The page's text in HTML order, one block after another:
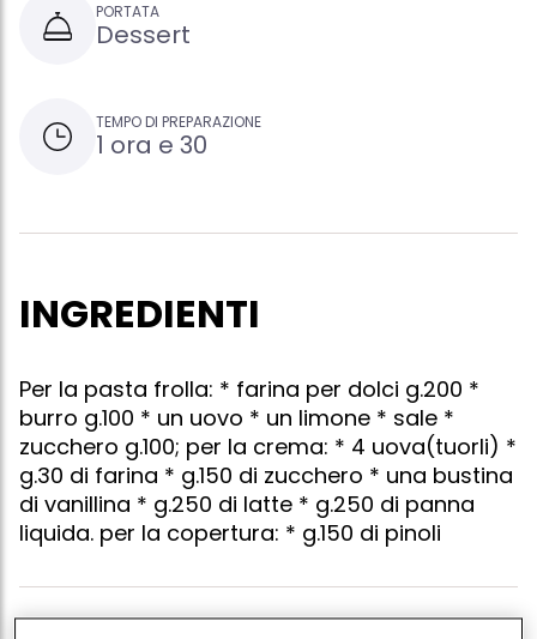
PORTATA
Dessert
TEMPO DI PREPARAZIONE
1 ora e 30
INGREDIENTI
Per la pasta frolla: * farina per dolci g.200 *
burro g.100 * un uovo * un limone * sale *
zucchero g.100; per la crema: * 4 uova(tuorli) *
g.30 di farina * g.150 di zucchero * una bustina
di vanillina * g.250 di latte * g.250 di panna
liquida. per la copertura: * g.150 di pinoli